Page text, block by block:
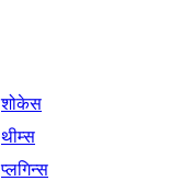
शोकेस
थीम्स
प्लगिन्स